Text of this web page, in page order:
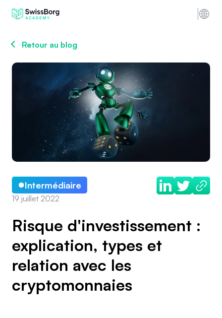
Retour au blog
Intermédiaire
19 juillet 2022
Risque d'investissement :
explication, types et
relation avec les
cryptomonnaies